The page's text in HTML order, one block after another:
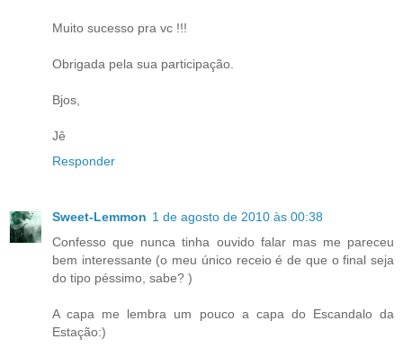
Muito sucesso pra vc !!!
Obrigada pela sua participação.
Bjos,
Jê
Responder
Sweet-Lemmon 1 de agosto de 2010 às 00:38
Confesso que nunca tinha ouvido falar mas me pareceu
bem interessante (o meu único receio é de que o final seja
do tipo péssimo, sabe? )
A capa me lembra um pouco a capa do Escandalo da
Estação:)